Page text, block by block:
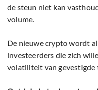
de steun niet kan
volume.
De nieuwe crypto wordt
investeerders die zich
volatiliteit van gevestigde